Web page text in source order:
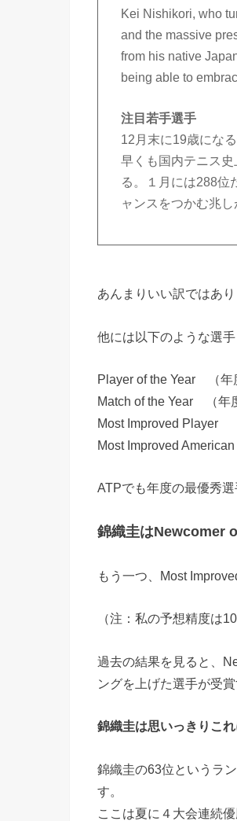
Kei Nishikori, who
and the massive
from his native
being able to
注目若手選手
12月末に19歳にな
早くも国内テニス
る。１月には288位
ャンスをつかむ兆し
あんまりいい訳ではあ
他には以下のような選
Player of the Year （
Match of the Year （年
Most Improved Player
Most Improved
ATPでも年度の最優秀選
錦織圭はNewcomer
もう一つ、Most
（注：私の予想精度は
過去の結果を見ると、
ングを上げた選手が受
錦織圭は思いっきりこ
錦織圭の63位というラ
す。
ここは夏に４大会連続